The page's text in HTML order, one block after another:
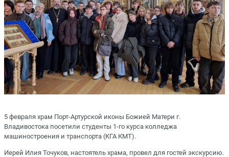
5 февраля храм Порт-Артурской иконы Божией Матери г.
Владивостока посетили студенты 1-го курса колледжа
машиностроения и транспорта (КГА КМТ).
Иерей Илия Точуков, настоятель храма, провел для гостей экскурсию.